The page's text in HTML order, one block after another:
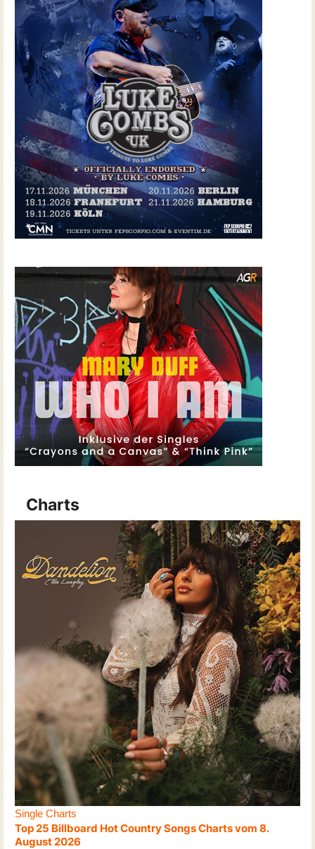
Charts
Single Charts
Top 25 Billboard Hot Country Songs Charts vom 8.
August 2026